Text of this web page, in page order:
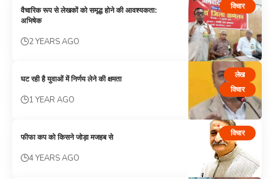
विचार
वैचारिक रूप से लेखकों को समृद्ध होने की आवश्यकता:
अभिषेक
2 YEARS AGO
लेख
विचार
घट रही है युवाओं में निर्णय लेने की क्षमता
1 YEAR AGO
विचार
फीफा कप को किसने जोड़ा मजहब से
4 YEARS AGO